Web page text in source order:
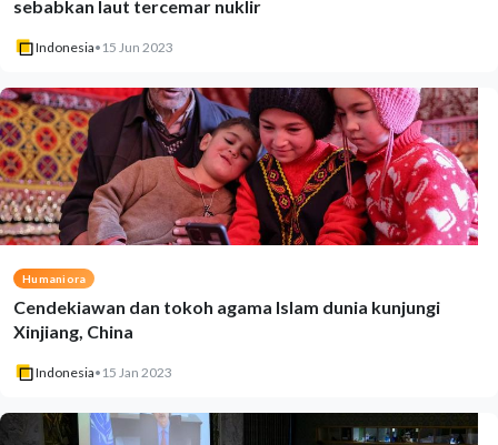
sebabkan laut tercemar nuklir
Indonesia• 15 Jun 2023
Humaniora
Cendekiawan dan tokoh agama Islam dunia kunjungi
Xinjiang, China
Indonesia• 15 Jan 2023